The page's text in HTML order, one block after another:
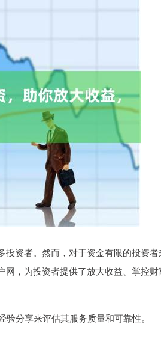
资者。然而，对于资金有限的投资
，为投资者提供了放大收益、掌控财
分享来评估其服务质量和可靠性。